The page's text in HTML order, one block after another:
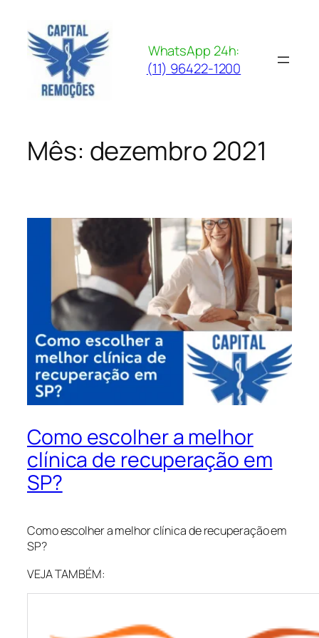
para
conteúdo
WhatsApp 24h:
(11) 96422-1200
Mês: dezembro 2021
Como escolher a melhor
clínica de recuperação em
SP?
Como escolher a melhor clínica de recuperação em
SP?
VEJA TAMBÉM: